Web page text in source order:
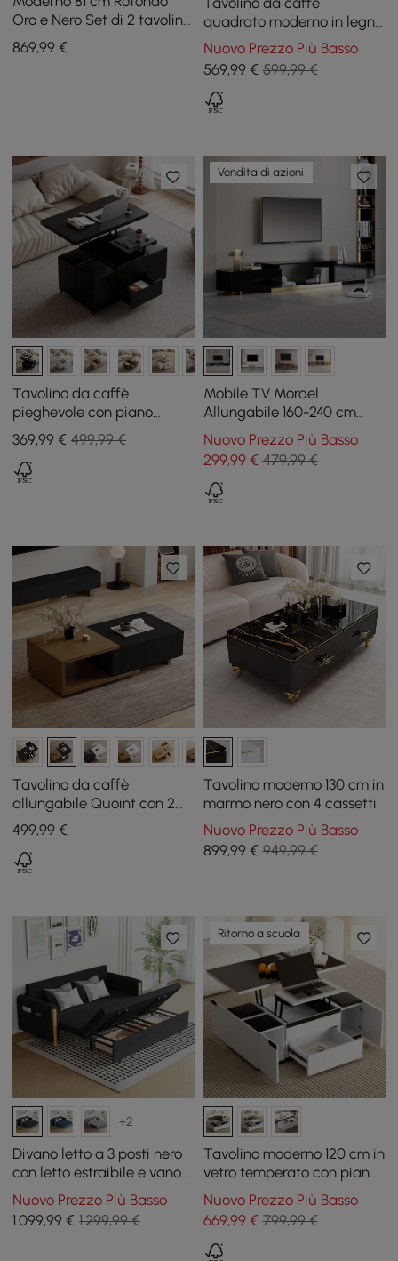
Oro e Nero Set di 2 tavolini
da caffè a incastro con
piano in vetro temperato
869,99 €
quadrato moderno in legno
da 1000 mm con
contenitore
Nuovo Prezzo Più Basso
569,99€ 599,99 €
Tavolino da caffè
pieghevole con piano
sollevabile da 100 cm nero
con 4 sgabelli e contenitore
369,99 € 499,99 €
Vendita di azioni
Mobile TV Mordel
Allungabile 160-240 cm
Nero con Contenitore
Nuovo Prezzo Più Basso
299,99€ 479,99 €
Tavolino da caffè
allungabile Quoint con 2
cassetti, 120 - 175 cm
499,99 €
Tavolino moderno 130 cm in
marmo nero con 4 cassetti
Nuovo Prezzo Più Basso
899,99€ 949,99 €
+2
Divano letto a 3 posti nero
con letto estraibile e vano
portaoggetti
Nuovo Prezzo Più Basso
1.099,99 € 1.299,99 €
Ritorno a scuola
Tavolino moderno 120 cm in
vetro temperato con piano
sollevabile e cassetti
Nuovo Prezzo Più Basso
669,99€ 799,99 €